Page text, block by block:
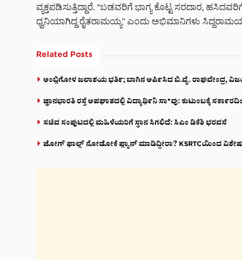
ವ್ಯಕ್ತಪಡಿಸುತ್ತಿದ್ದಾರೆ. “ಬಡವರಿಗೆ ಭಾಗ್ಯ ಕೊಟ್ಟ ಸರದಾರ,
ಧ್ವನಿಯಾಗಿದ್ದ ರೈತರಾಮಯ್ಯ” ಎಂದು ಅಭಿಮಾನಿಗಳು ಸಿದ್ದರಾಮಯ್ಯ
Related Posts
ಅಂಬ್ಲಿಗೋಳ ಜಲಾಶಯ ಭರ್ತಿ; ಬಾಗಿನ ಅರ್ಪಿಸಿದ ಬಿ.ವೈ. ರಾಘವೇಂದ್ರ,
ಜ್ಞಾನಭಾರತಿ ರಸ್ತೆ ಅಪಘಾತದಲ್ಲಿ ವಿದ್ಯಾರ್ಥಿನಿ ಸಾ*ವು: ಕುಟುಂಬಕ್ಕೆ
ಸಚಿವ ಸಂಪುಟದಲ್ಲಿ ಮಹಿಳೆಯರಿಗೆ ಸ್ಥಾನ ಸಿಗಲಿದೆ: ಸಿಎಂ ಡಿಕೆಶಿ ಭರವಸೆ
ಜೋಗ್ ಫಾಲ್ಸ್ ನೋಡೋಕೆ ಪ್ಲ್ಯಾನ್ ಮಾಡಿದ್ದೀರಾ? KSRTCಯಿಂದ